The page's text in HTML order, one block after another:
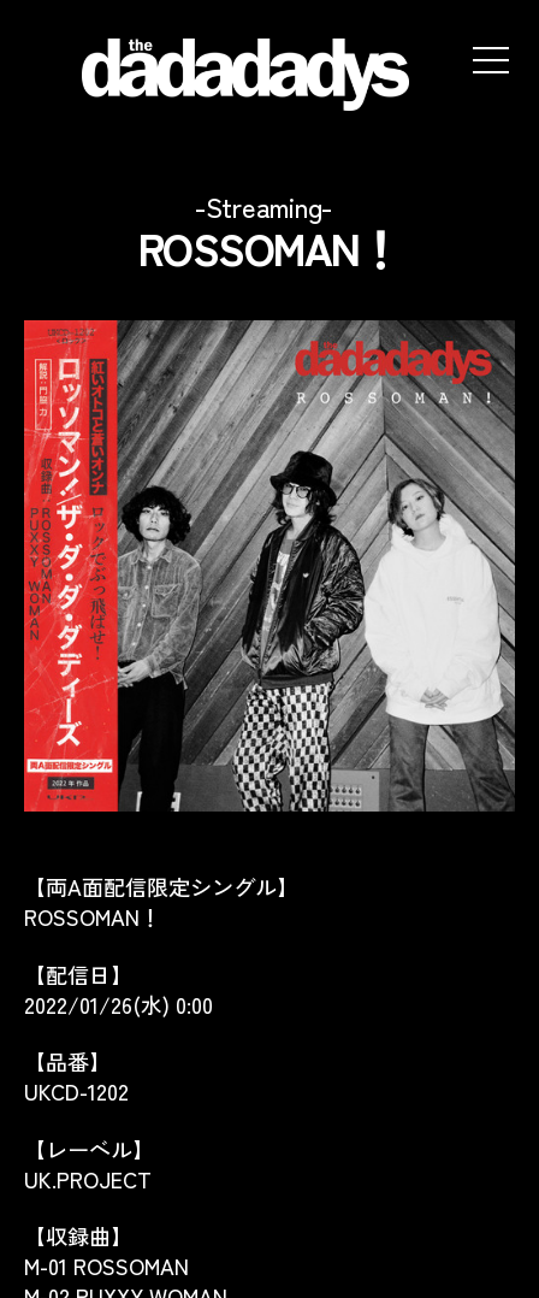
カ
テ
ゴ
ー
Streaming
ROSSOMAN！
【両A面配信限定シングル】
ROSSOMAN！
【配信日】
2022/01/26(水) 0:00
【品番】
UKCD-1202
【レーベル】
UK.PROJECT
【収録曲】
M-01 ROSSOMAN